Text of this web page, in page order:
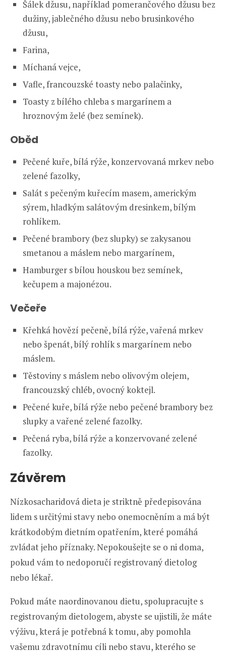
Šálek džusu, například pomerančového džusu bez
dužiny, jablečného džusu nebo brusinkového
džusu,
Farina,
Míchaná vejce,
Vafle, francouzské toasty nebo palačinky,
Toasty z bílého chleba s margarínem a
hroznovým želé (bez semínek).
Oběd
Pečené kuře, bílá rýže, konzervovaná mrkev nebo
zelené fazolky,
Salát s pečeným kuřecím masem, americkým
sýrem, hladkým salátovým dresinkem, bílým
rohlíkem.
Pečené brambory (bez slupky) se zakysanou
smetanou a máslem nebo margarínem,
Hamburger s bílou houskou bez semínek,
kečupem a majonézou.
Večeře
Křehká hovězí pečeně, bílá rýže, vařená mrkev
nebo špenát, bílý rohlík s margarínem nebo
máslem.
Těstoviny s máslem nebo olivovým olejem,
francouzský chléb, ovocný koktejl.
Pečené kuře, bílá rýže nebo pečené brambory bez
slupky a vařené zelené fazolky.
Pečená ryba, bílá rýže a konzervované zelené
fazolky.
Závěrem
Nízkosacharidová dieta je striktně předepisována
lidem s určitými stavy nebo onemocněním a má být
krátkodobým dietním opatřením, které pomáhá
zvládat jeho příznaky. Nepokoušejte se o ni doma,
pokud vám to nedoporučí registrovaný dietolog
nebo lékař.
Pokud máte naordinovanou dietu, spolupracujte s
registrovaným dietologem, abyste se ujistili, že máte
výživu, která je potřebná k tomu, aby pomohla
vašemu zdravotnímu cíli nebo stavu, kterého se